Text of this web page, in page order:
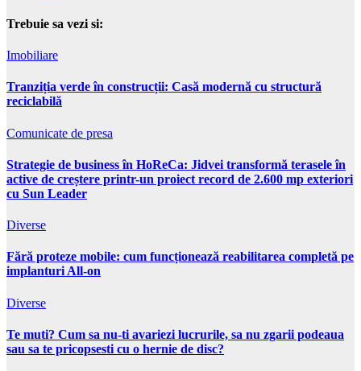
Trebuie sa vezi si:
Imobiliare
Tranziția verde în construcții: Casă modernă cu structură
reciclabilă
Comunicate de presa
Strategie de business în HoReCa: Jidvei transformă terasele în
active de creștere printr-un proiect record de 2.600 mp exteriori
cu Sun Leader
Diverse
Fără proteze mobile: cum funcționează reabilitarea completă pe
implanturi All-on
Diverse
Te muti? Cum sa nu-ti avariezi lucrurile, sa nu zgarii podeaua
sau sa te pricopsesti cu o hernie de disc?